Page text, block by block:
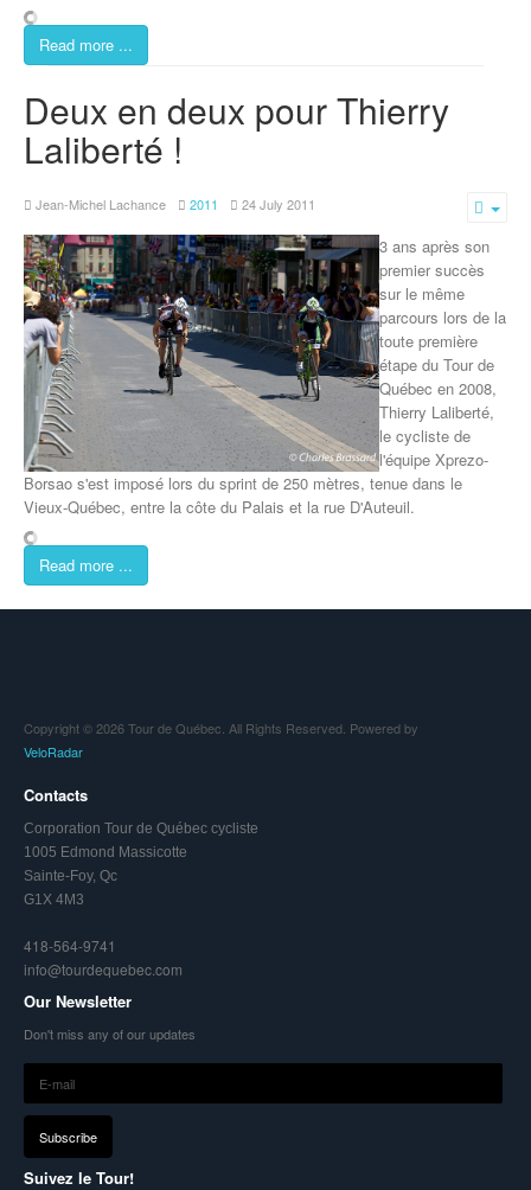
Read more ...
Deux en deux pour Thierry
Laliberté !
Jean-Michel Lachance 2011 24 July 2011
3 ans après son
premier succès
sur le même
parcours lors de la
toute première
étape du Tour de
Québec en 2008,
Thierry Laliberté,
le cycliste de
l'équipe Xprezo-
Borsao s'est imposé lors du sprint de 250 mètres, tenue dans le
Vieux-Québec, entre la côte du Palais et la rue D'Auteuil.
Read more ...
Copyright © 2026 Tour de Québec. All Rights Reserved. Powered by
VeloRadar
Contacts
Corporation Tour de Québec cycliste
1005 Edmond Massicotte
Sainte-Foy, Qc
G1X 4M3
418-564-9741
info@tourdequebec.com
Our Newsletter
Don't miss any of our updates
Suivez le Tour!